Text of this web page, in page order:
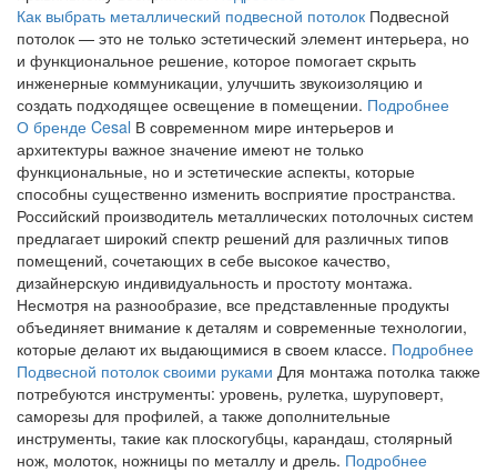
Как выбрать металлический подвесной потолок Подвесной
потолок — это не только эстетический элемент интерьера, но
и функциональное решение, которое помогает скрыть
инженерные коммуникации, улучшить звукоизоляцию и
создать подходящее освещение в помещении. Подробнее
О бренде Cesal В современном мире интерьеров и
архитектуры важное значение имеют не только
функциональные, но и эстетические аспекты, которые
способны существенно изменить восприятие пространства.
Российский производитель металлических потолочных систем
предлагает широкий спектр решений для различных типов
помещений, сочетающих в себе высокое качество,
дизайнерскую индивидуальность и простоту монтажа.
Несмотря на разнообразие, все представленные продукты
объединяет внимание к деталям и современные технологии,
которые делают их выдающимися в своем классе. Подробнее
Подвесной потолок своими руками Для монтажа потолка также
потребуются инструменты: уровень, рулетка, шуруповерт,
саморезы для профилей, а также дополнительные
инструменты, такие как плоскогубцы, карандаш, столярный
нож, молоток, ножницы по металлу и дрель. Подробнее